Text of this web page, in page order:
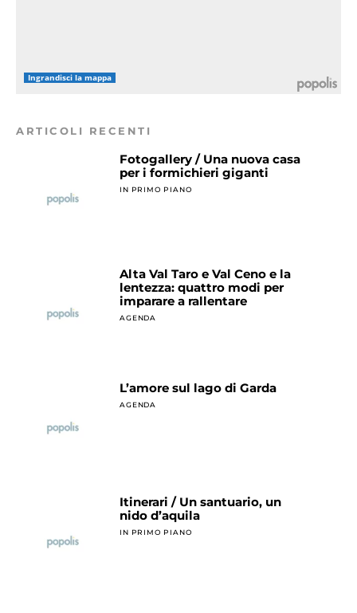
Ingrandisci la mappa
ARTICOLI RECENTI
Fotogallery / Una nuova casa
per i formichieri giganti
IN PRIMO PIANO
Alta Val Taro e Val Ceno e la
lentezza: quattro modi per
imparare a rallentare
AGENDA
L’amore sul lago di Garda
AGENDA
Itinerari / Un santuario, un
nido d’aquila
IN PRIMO PIANO